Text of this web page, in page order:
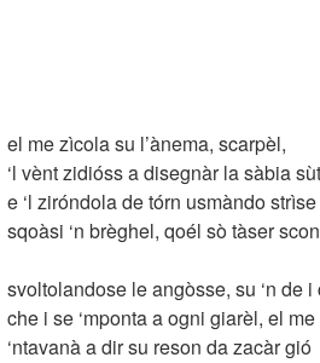
el me zìcola su l’ànema, scarpèl,
‘l vènt zidióss a disegnàr la sàbia
e ‘l ziróndola de tórn usmàndo strìse
sqoàsi ‘n brèghel, qoél sò tàser
svoltolandose le angòsse, su ‘n de i
che i se ‘mponta a ogni giarèl, el
‘ntavanà a dir su reson da zacàr gió